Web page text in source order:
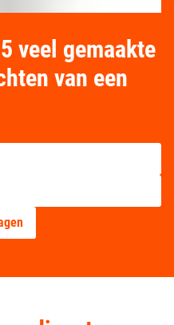
veel gemaakte
van een